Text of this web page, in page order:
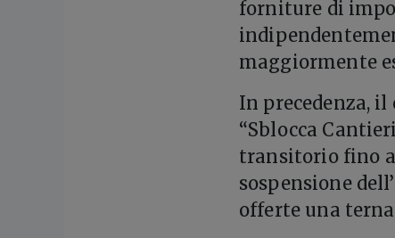
forniture di
maggiormente
In precedenza, il
“Sblocca
transitorio fino
sospensione
offerte una